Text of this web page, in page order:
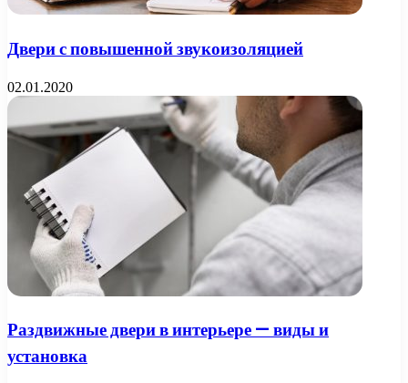
Двери с повышенной звукоизоляцией
02.01.2020
Раздвижные двери в интерьере — виды и
установка